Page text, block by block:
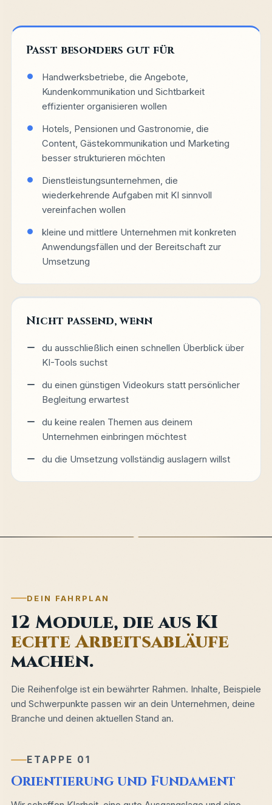
Passt besonders gut für
Handwerksbetriebe, die Angebote,
Kundenkommunikation und Sichtbarkeit
effizienter organisieren wollen
Hotels, Pensionen und Gastronomie, die
Content, Gästekommunikation und Marketing
besser strukturieren möchten
Dienstleistungsunternehmen, die
wiederkehrende Aufgaben mit KI sinnvoll
vereinfachen wollen
kleine und mittlere Unternehmen mit konkreten
Anwendungsfällen und der Bereitschaft zur
Umsetzung
Nicht passend, wenn
du ausschließlich einen schnellen Überblick über
KI-Tools suchst
du einen günstigen Videokurs statt persönlicher
Begleitung erwartest
du keine realen Themen aus deinem
Unternehmen einbringen möchtest
du die Umsetzung vollständig auslagern willst
DEIN FAHRPLAN
12 Module, die aus KI
echte Arbeitsabläufe
machen.
Die Reihenfolge ist ein bewährter Rahmen. Inhalte, Beispiele
und Schwerpunkte passen wir an dein Unternehmen, deine
Branche und deinen aktuellen Stand an.
ETAPPE 01
Orientierung und Fundament